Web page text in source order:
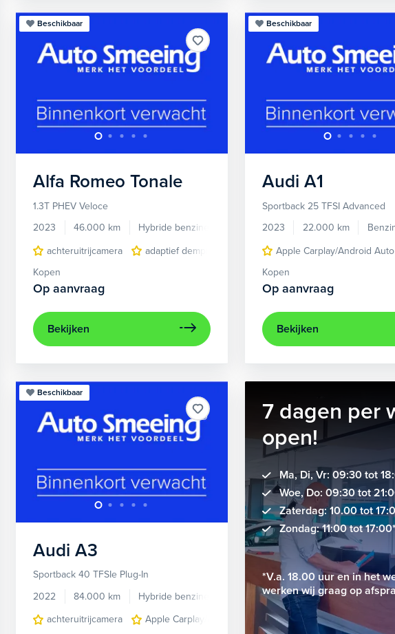
Beschikbaar
Alfa Romeo Tonale
1.3T PHEV Veloce
2023
46.000 km Hybride benzine
Automaat
achteruitrijcamera
adaptief demping systeem Apple Carplay/Android Auto
Kopen
Op aanvraag
Bekijken
Beschikbaar
Audi A1
Sportback 25 TFSI Advanced
2023
22.000 km
Apple Carplay/Android Auto
Kopen
Op aanvraag
Bekijken
Beschikbaar
Audi A3
Sportback 40 TFSIe Plug-In
2022
84.000 km Hybride benzine
Automaat
achteruitrijcamera
Apple Carplay/Android Auto electronic climate controle
7 dagen per
open!
Ma, Di, Vr: 09:30 tot
Woe, Do: 09:30 tot
Zaterdag: 10.00 tot
Zondag: 11:00 tot
*V.a. 18.00 uur en in het
werken wij graag op